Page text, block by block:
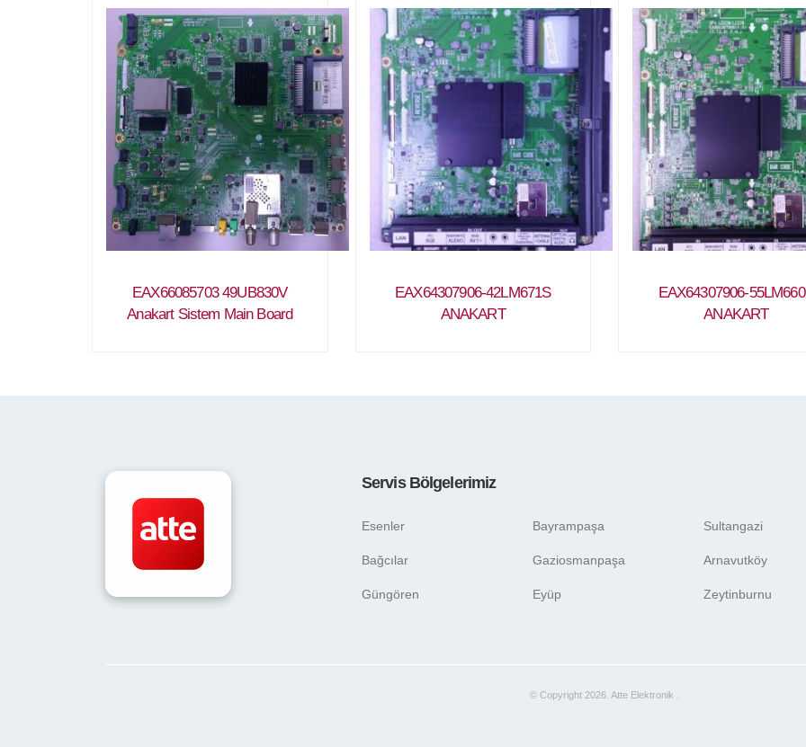
EAX66085703 49UB830V
Anakart Sistem Main Board
EAX64307906-42LM671S
ANAKART
EAX64307906-
ANAKART
Servis Bölgelerimiz
Esenler
Bağcılar
Güngören
Bayrampaşa
Gaziosmanpaşa
Eyüp
Sultangazi
Arnavutköy
Zeytinburnu
© Copyright 2026. Atte Elektronik .